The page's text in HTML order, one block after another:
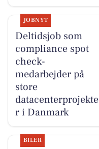
JOBNYT
Deltidsjob som
compliance spot
check-
medarbejder på
store
datacenterprojekte
r i Danmark
BILER